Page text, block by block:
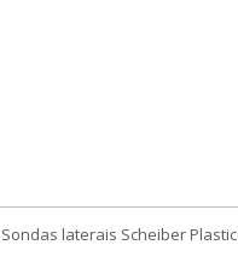
Sondas laterais Scheiber